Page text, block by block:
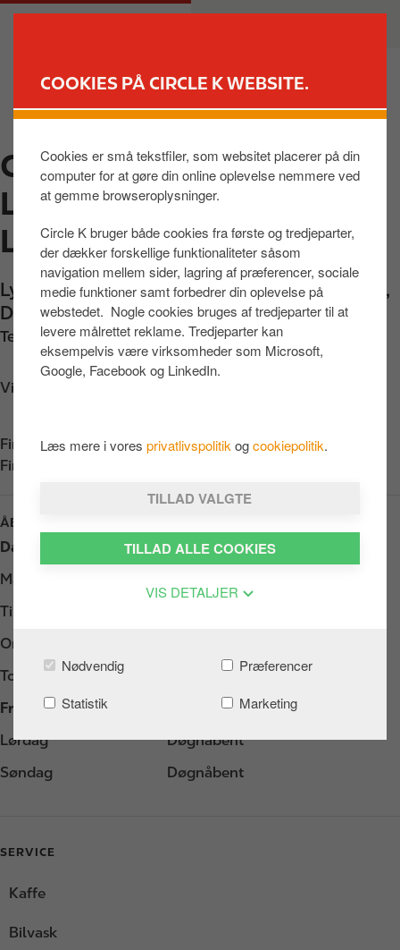
COOKIES PÅ CIRCLE K WEBSITE.
Cookies er små tekstfiler, som websitet placerer på din
computer for at gøre din online oplevelse nemmere ved
at gemme browseroplysninger.
Circle K bruger både cookies fra første og tredjeparter,
der dækker forskellige funktionaliteter såsom
navigation mellem sider, lagring af præferencer, sociale
medie funktioner samt forbedrer din oplevelse på
webstedet. Nogle cookies bruges af tredjeparter til at
levere målrettet reklame. Tredjeparter kan
eksempelvis være virksomheder som Microsoft,
Google, Facebook og LinkedIn.
Læs mere i vores privatlivspolitik ogcookiepolitik.
TILLAD VALGTE
TILLAD ALLE COOKIES
VIS DETALJER
Nødvendig
Præferencer
Statistik
Marketing
v
e
n
o
l
M
a
CIRCLE K
LYNGBYGÅRDSVEJ,
LYNGBY
Lyngbygårdsvej 138,Kongens Lyngby
,
DK
Telefon: +4545883776
Vis vej
Find os på:App Store
Find os på:
ÅBNINGSTIDER
Dag
Opening hours
Mandag
Tirsdag
Onsdag
Torsdag
Døgnåbent
Fredag
Døgnåbent
Lørdag
Døgnåbent
Søndag
Døgnåbent
SERVICE
Kaffe
Bilvask